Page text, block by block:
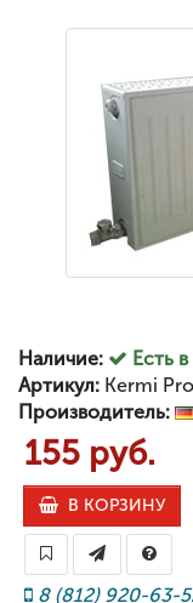
Наличие:
Есть
Артикул: Kermi
Производитель:
155 руб.
В КОРЗИНУ
8 (812) 920-63-